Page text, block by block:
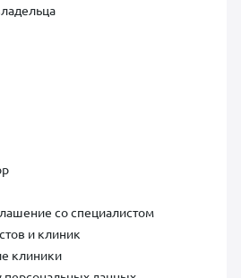
со специалистом
и клиник
клиники